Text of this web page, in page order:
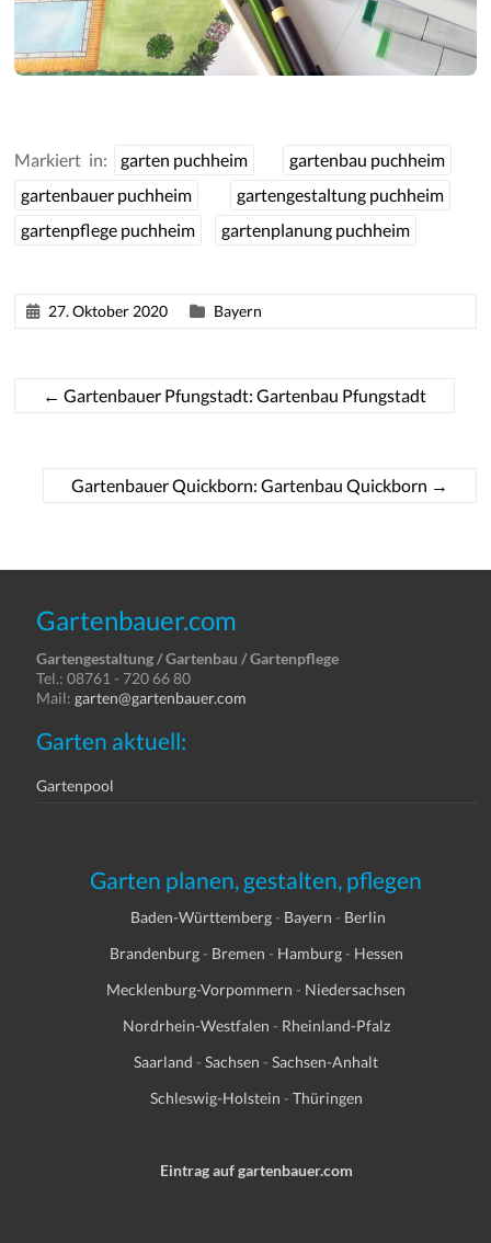
Markiert in: garten puchheim
gartenbau puchheim
gartenbauer puchheim
gartengestaltung puchheim
gartenpflege puchheim
gartenplanung puchheim
27. Oktober 2020 Bayern
← Gartenbauer Pfungstadt: Gartenbau Pfungstadt
Gartenbauer Quickborn: Gartenbau Quickborn →
Gartenbauer.com
Gartengestaltung / Gartenbau / Gartenpflege
Tel.: 08761 - 720 66 80
Mail:garten@gartenbauer.com
Garten aktuell:
Gartenpool
Garten planen, gestalten, pflegen
Baden-Württemberg- Bayern - Berlin
Brandenburg- Bremen - Hamburg- Hessen
Mecklenburg-Vorpommern - Niedersachsen
Nordrhein-Westfalen - Rheinland-Pfalz
Saarland -Sachsen -Sachsen-Anhalt
Schleswig-Holstein - Thüringen
Eintrag auf gartenbauer.com